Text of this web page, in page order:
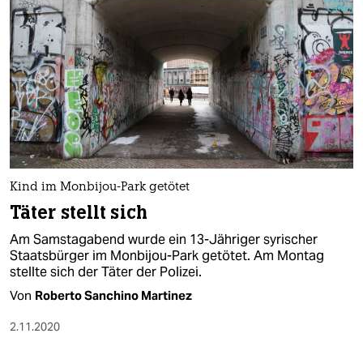
Kind im Monbijou-Park getötet
Täter stellt sich
Am Samstagabend wurde ein 13-Jähriger syrischer
Staatsbürger im Monbijou-Park getötet. Am Montag
stellte sich der Täter der Polizei.
Von Roberto Sanchino Martinez
2.11.2020